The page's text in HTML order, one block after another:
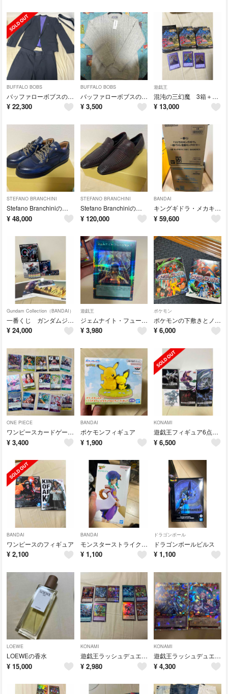
BUFFALO BOBS
バッファローボブスのスーツ
¥ 22,300
BUFFALO BOBS
バッファローボブスのニット
¥ 3,500
遊戯王
混沌の三幻魔 3箱＋羅生門3枚
¥ 13,000
STEFANO BRANCHINI
Stefano Branchiniのスニーカー
¥ 48,000
STEFANO BRANCHINI
Stefano Branchiniのローファー
¥ 120,000
BANDAI
キングギドラ・メカキングギドラ セット
¥ 59,600
Gundam Collection（BANDAI）
一番くじ ガンダムジークアクス
¥ 24,000
遊戯王
ジェムナイト・フュージョンとおまけ9枚
¥ 3,980
ポケモン
ポケモンの下敷きとノート
¥ 6,000
ONE PIECE
ワンピースカードゲーム15枚まとめて売り
¥ 3,400
BANDAI
ポケモンフィギュア
¥ 1,900
KONAMI
遊戯王フィギュア6点セット
¥ 6,500
BANDAI
ワンピースのフィギュア
¥ 2,100
BANDAI
モンスターストライクのフィギュア
¥ 1,100
ドラゴンボール
ドラゴンボールビルス
¥ 1,100
LOEWE
LOEWEの香水
¥ 15,000
KONAMI
遊戯王ラッシュデュエル9枚セット
¥ 2,980
KONAMI
遊戯王ラッシュデュエル2枚セット
¥ 4,300